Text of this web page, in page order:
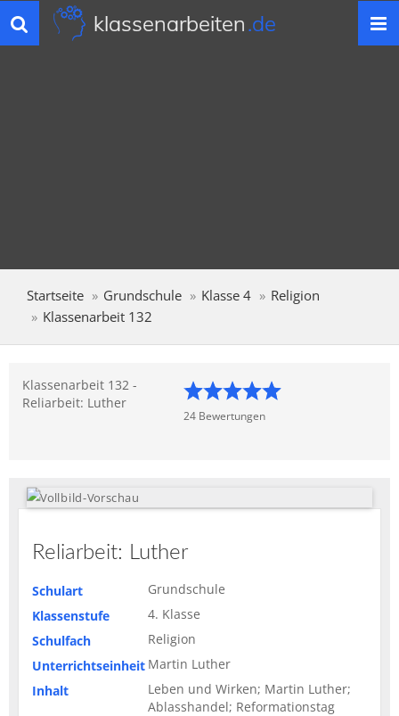
Toggle
navigation
klassenarbeiten.de
Startseite Grundschule Klasse 4
Religion
Klassenarbeit 132
Klassenarbeit 132 -
Reliarbeit: Luther
24Bewertungen
Reliarbeit: Luther
Schulart
Grundschule
Klassenstufe
4. Klasse
Schulfach
Religion
Unterrichtseinheit Martin Luther
Inhalt
Leben und Wirken; Martin Luther;
Ablasshandel; Reformationstag